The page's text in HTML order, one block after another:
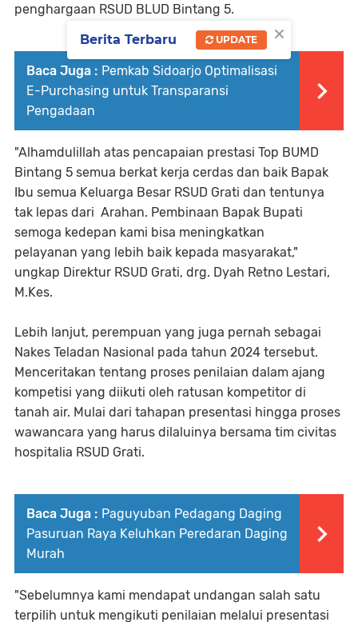
penghargaan RSUD BLUD Bintang 5.
Baca Juga : Pemkab Sidoarjo Optimalisasi
E-Purchasing untuk Transparansi
Pengadaan
"Alhamdulillah atas pencapaian prestasi Top BUMD
Bintang 5 semua berkat kerja cerdas dan baik Bapak
Ibu semua Keluarga Besar RSUD Grati dan tentunya
tak lepas dari Arahan. Pembinaan Bapak Bupati
semoga kedepan kami bisa meningkatkan
pelayanan yang lebih baik kepada masyarakat,"
ungkap Direktur RSUD Grati, drg. Dyah Retno Lestari,
M.Kes.
Lebih lanjut, perempuan yang juga pernah sebagai
Nakes Teladan Nasional pada tahun 2024 tersebut.
Menceritakan tentang proses penilaian dalam ajang
kompetisi yang diikuti oleh ratusan kompetitor di
tanah air. Mulai dari tahapan presentasi hingga proses
wawancara yang harus dilaluinya bersama tim civitas
hospitalia RSUD Grati.
Baca Juga : Paguyuban Pedagang Daging
Pasuruan Raya Keluhkan Peredaran Daging
Murah
"Sebelumnya kami mendapat undangan salah satu
terpilih untuk mengikuti penilaian melalui presentasi
×
Berita Terbaru UPDATE